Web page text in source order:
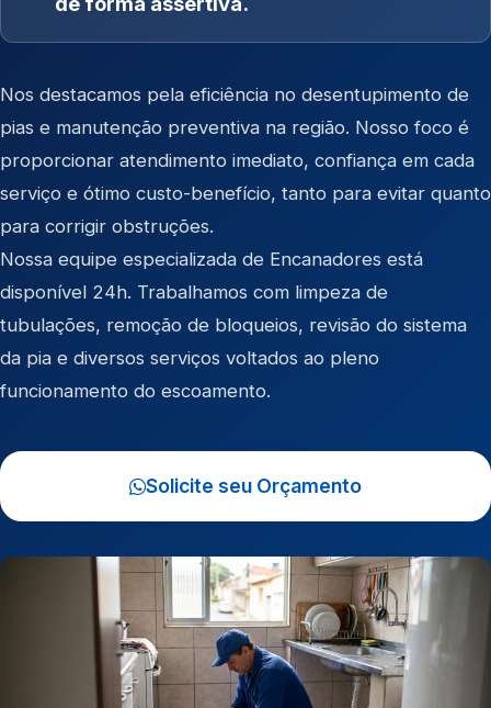
Nos destacamos pela eficiência no desentupimento de
pias e manutenção preventiva na região. Nosso foco é
proporcionar atendimento imediato, confiança em cada
serviço e ótimo custo-benefício, tanto para evitar quanto
para corrigir obstruções.
Nossa equipe especializada de Encanadores está
disponível 24h. Trabalhamos com limpeza de
tubulações, remoção de bloqueios, revisão do sistema
da pia e diversos serviços voltados ao pleno
funcionamento do escoamento.
Solicite seu Orçamento